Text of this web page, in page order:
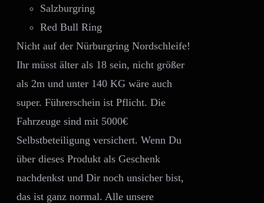
Salzburgring
Red Bull Ring
Nicht auf der Nürburgring Nordschleife!
Ihr müsst älter als 18 sein, nicht größer
als 2m und unter 140 KG wäre auch
super. Führerschein ist Pflicht. Die
Fahrzeuge sind mit 5000€
Selbstbeteiligung versichert. Wenn Du
über dieses Produkt als Geschenk
nachdenkst und Dir noch unsicher bist,
das ist ganz normal. Alle unsere